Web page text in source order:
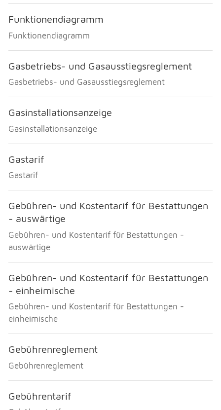
Funktionendiagramm
Funktionendiagramm
Gasbetriebs- und Gasausstiegsreglement
Gasbetriebs- und Gasausstiegsreglement
Gasinstallationsanzeige
Gasinstallationsanzeige
Gastarif
Gastarif
Gebühren- und Kostentarif für Bestattungen
- auswärtige
Gebühren- und Kostentarif für Bestattungen -
auswärtige
Gebühren- und Kostentarif für Bestattungen
- einheimische
Gebühren- und Kostentarif für Bestattungen -
einheimische
Gebührenreglement
Gebührenreglement
Gebührentarif